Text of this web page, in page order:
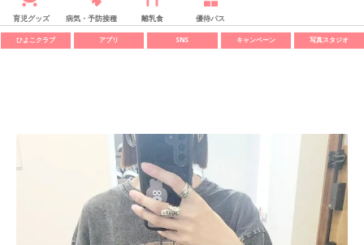
育児グッズ 病気・予防接種 離乳食 優待パス
ひよこクラブ アプリ SNS キャンペーン 写真スタジオ